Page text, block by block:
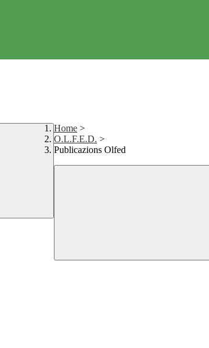
Home >
O.L.F.E.D. >
Publicazions Olfed